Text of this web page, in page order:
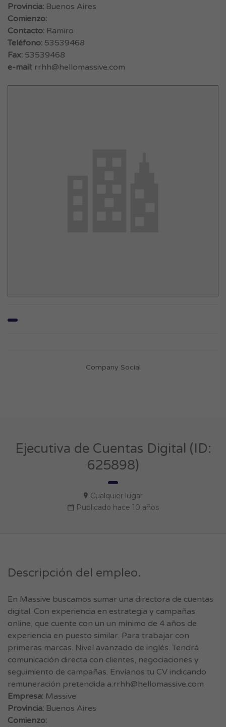
Provincia: Buenos Aires
Comienzo:
Contacto: Ramiro
Teléfono: 53539468
Fax: 53539468
e-mail: rrhh@hellomassive.com
Company Social
Ejecutiva de Cuentas Digital (ID:
625898)
Cualquier lugar
Publicado hace 10 años
Descripción del empleo.
En Massive buscamos sumar una directora de cuentas
digital. Con experiencia en estrategia y campañas
online, que cuente con un un mínimo de 4 años de
experiencia en puesto similar. Para trabajar con
primeras marcas. Nivel avanzado de inglés. Tendrá
comunicación directa con clientes, negociaciones y
seguimiento de campañas. Envíanos tu CV indicando
remuneración pretendida a:rrhh@hellomassive.com
Empresa: Massive
Provincia: Buenos Aires
Comienzo: